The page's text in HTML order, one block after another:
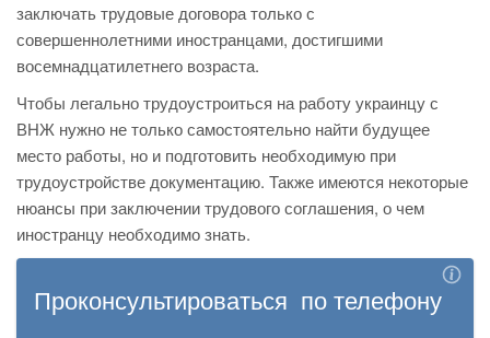
заключать трудовые договора только с
совершеннолетними иностранцами, достигшими
восемнадцатилетнего возраста.
Чтобы легально трудоустроиться на работу украинцу с
ВНЖ нужно не только самостоятельно найти будущее
место работы, но и подготовить необходимую при
трудоустройстве документацию. Также имеются некоторые
нюансы при заключении трудового соглашения, о чем
иностранцу необходимо знать.